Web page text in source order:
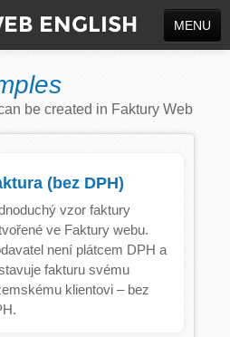
MENU
ENGLISH
be created in Faktury Web
(bez DPH)
vzor faktury
ve Faktury webu.
není plátcem DPH a
fakturu svému
klientovi – bez